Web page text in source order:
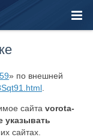
» по внешней
сайта vorota-
указывать
сайтах.